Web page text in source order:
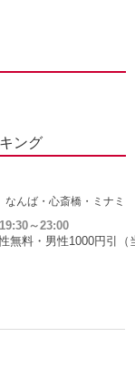
ング
なんば・心斎橋・ミナミ
19:30～23:00
無料・男性1000円引（